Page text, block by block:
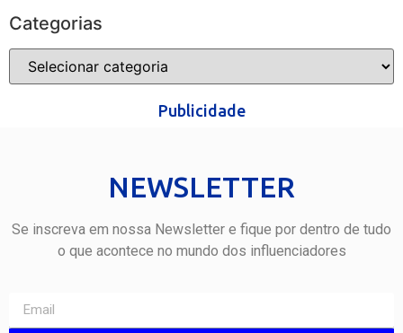
Categorias
Publicidade
NEWSLETTER
Se inscreva em nossa Newsletter e fique por dentro de tudo
o que acontece no mundo dos influenciadores